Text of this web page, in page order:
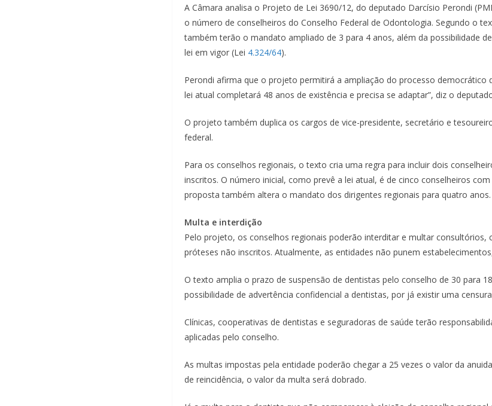
A Câmara analisa o Projeto de Lei 3690/12, do deputado Darcísio Perondi
o número de conselheiros do Conselho Federal de Odontologia. Segundo o
também terão o mandato ampliado de 3 para 4 anos, além da possibilidade
lei em vigor (Lei 4.324/64).
Perondi afirma que o projeto permitirá a ampliação do processo democrático
lei atual completará 48 anos de existência e precisa se adaptar”, diz o
O projeto também duplica os cargos de vice-presidente, secretário e
federal.
Para os conselhos regionais, o texto cria uma regra para incluir dois
inscritos. O número inicial, como prevê a lei atual, é de cinco conselheiros
proposta também altera o mandato dos dirigentes regionais para quatro anos.
Multa e interdição
Pelo projeto, os conselhos regionais poderão interditar e multar consultórios,
próteses não inscritos. Atualmente, as entidades não punem
O texto amplia o prazo de suspensão de dentistas pelo conselho de 30 para
possibilidade de advertência confidencial a dentistas, por já existir uma
Clínicas, cooperativas de dentistas e seguradoras de saúde terão
aplicadas pelo conselho.
As multas impostas pela entidade poderão chegar a 25 vezes o valor da
de reincidência, o valor da multa será dobrado.